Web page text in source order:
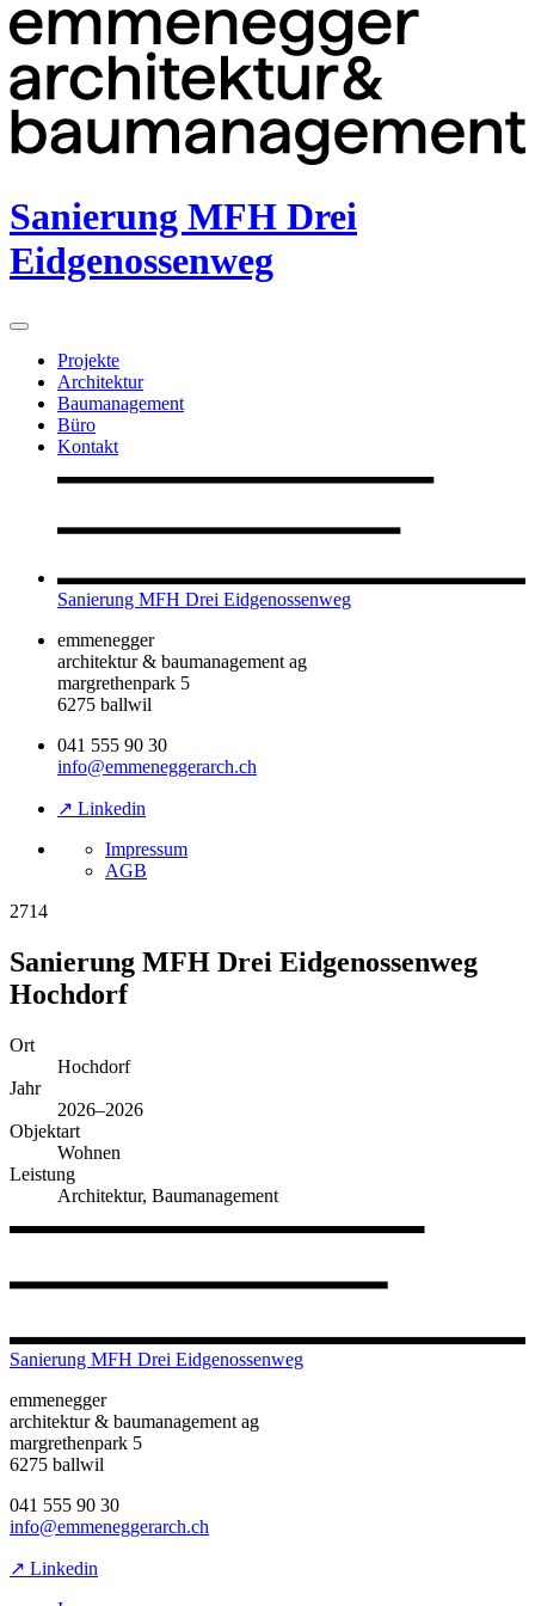
Sanierung MFH Drei
Eidgenossenweg
Projekte
Architektur
Baumanagement
Büro
Kontakt
Sanierung MFH Drei Eidgenossenweg
emmenegger
architektur & baumanagement ag
margrethenpark 5
6275 ballwil
041 555 90 30
info@emmeneggerarch.ch
↗ Linkedin
Impressum
AGB
2714
Sanierung MFH Drei Eidgenossenweg
Hochdorf
Ort
Hochdorf
Jahr
2026–2026
Objektart
Wohnen
Leistung
Architektur, Baumanagement
Sanierung MFH Drei Eidgenossenweg
emmenegger
architektur & baumanagement ag
margrethenpark 5
6275 ballwil
041 555 90 30
info@emmeneggerarch.ch
↗ Linkedin